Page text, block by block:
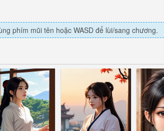
phím mũi tên hoặc WASD để lùi/sang chương.